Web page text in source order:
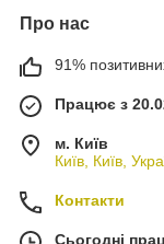
Про нас
91%
Працює з
м. Київ
Київ, Київ,
Контакти
Сьогодні